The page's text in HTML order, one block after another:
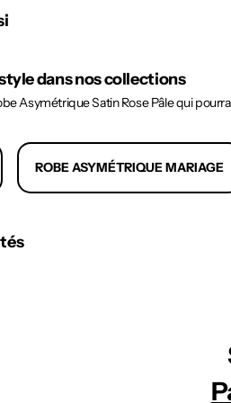
dans nos collections
Asymétrique Satin Rose Pâle qui
ROBE ASYMÉTRIQUE MARIAGE